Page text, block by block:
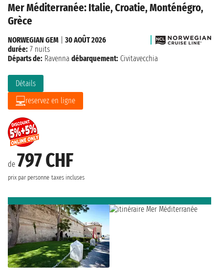
Mer Méditerranée: Italie, Croatie, Monténégro,
Grèce
de 797 CHF
prix par personne taxes incluses
Détails
reservez en ligne
NORWEGIAN GEM
30 AOÛT 2026
durée: 7 nuits
Départs de: Ravenna débarquement: Civitavecchia